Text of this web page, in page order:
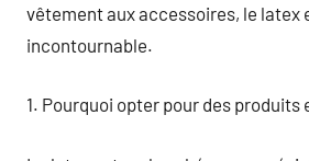
vêtement aux accessoires, le latex
incontournable.
1. Pourquoi opter pour des produits